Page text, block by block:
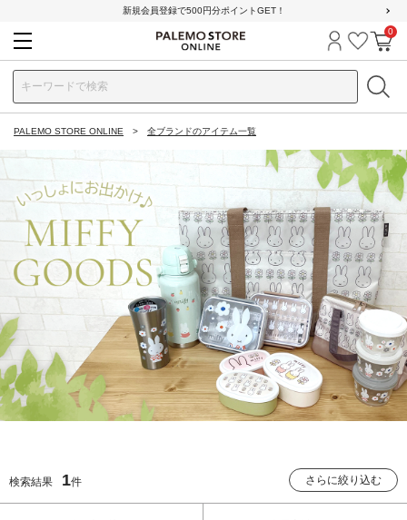
新規会員登録で500円分ポイントGET！
ログイン
お気に
カ
0
PALEMO STORE ONLINE 全ブランドのアイテム一覧
検索結果 1件 さらに絞り込む